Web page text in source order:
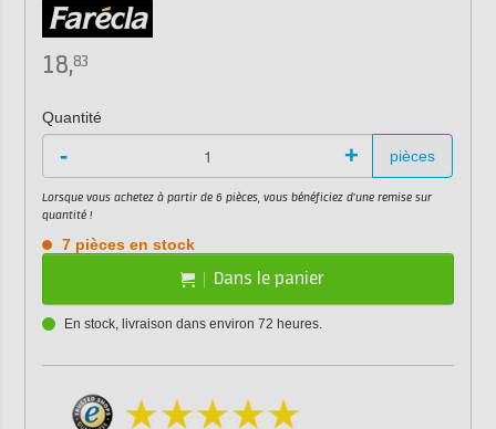
18,83
Quantité
- + pièces
Lorsque vous achetez à partir de 6 pièces, vous bénéficiez d'une remise sur
quantité !
7 pièces en stock
Dans le panier
En stock, livraison dans environ 72 heures.